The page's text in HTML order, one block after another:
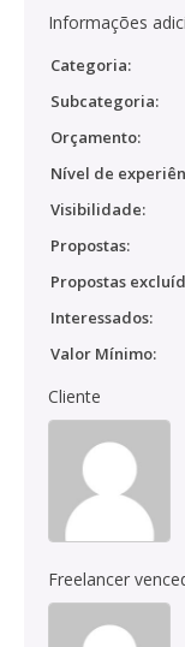
Informações
Categoria:
Subcategoria:
Orçamento:
Nível de
Visibilidade:
Propostas:
Propostas
Interessados:
Valor Mínimo:
Cliente
Freelancer